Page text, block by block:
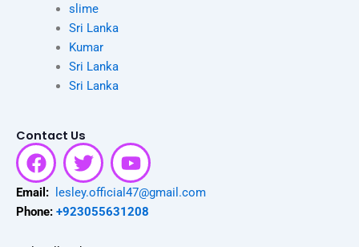
slime
Sri Lanka
Kumar
Sri Lanka
Sri Lanka
Contact Us
F
a
c
e
T
w
i
t
Y
o
u
t
Email:
lesley.official47@gmail.com
Phone: +923055631208